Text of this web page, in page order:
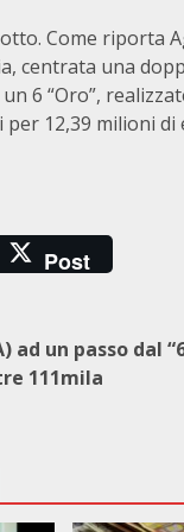
Come riporta
centrata una
6 “Oro”,
12,39 milioni
Post
ad un passo dal
111mila